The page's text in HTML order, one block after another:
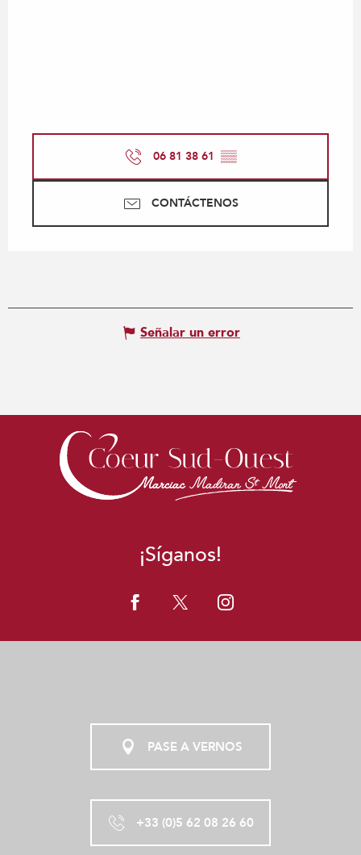
06 81 38 61 ▒▒
CONTÁCTENOS
Señalar un error
¡Síganos!
PASE A VERNOS
+33 (0)5 62 08 26 60